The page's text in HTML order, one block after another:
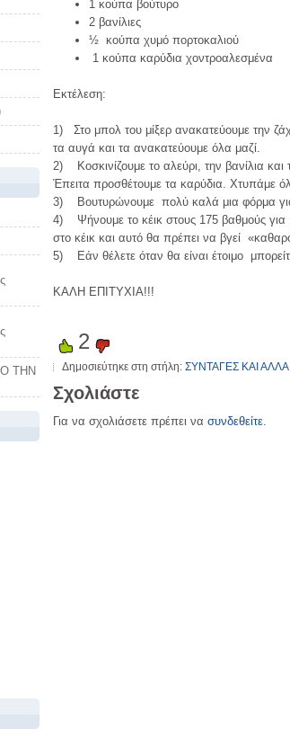
1 κούπα βούτυρο
2 βανίλιες
½ κούπα χυμό πορτοκαλιού
1 κούπα καρύδια χοντροαλεσμένα
Εκτέλεση:
1) Στο μπολ του μίξερ ανακατεύουμε την
τα αυγά και τα ανακατεύουμε όλα μαζί.
2) Κοσκινίζουμε το αλεύρι, την βανίλια
Έπειτα προσθέτουμε τα καρύδια. Χτυπάμε
3) Βουτυρώνουμε πολύ καλά μια φόρμα για
4) Ψήνουμε το κέικ στους 175 βαθμούς για
στο κέικ και αυτό θα πρέπει να βγεί
5) Εάν θέλετε όταν θα είναι έτοιμο
ΚΑΛΗ ΕΠΙΤΥΧΙΑ!!!
2
Δημοσιεύτηκε στη στήλη: ΣΥΝΤΑΓΕΣ ΚΑΙ
Σχολιάστε
Για να σχολιάσετε πρέπει να συνδεθείτε.
ΤΗΝ